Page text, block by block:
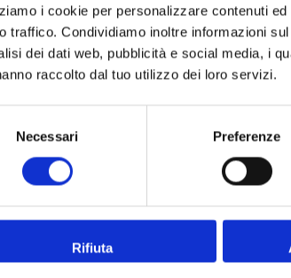
i cookie per personalizzare contenuti
traffico. Condividiamo inoltre informazioni
dei dati web, pubblicità e social media, i
raccolto dal tuo utilizzo dei loro servizi.
Necessari Preferenze
Rifiuta